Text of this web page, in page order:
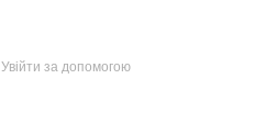
Увійти за допомогою